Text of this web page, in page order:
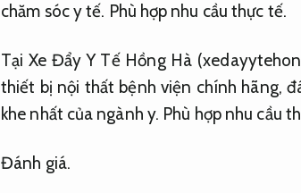
chăm sóc y tế. Phù hợp nhu cầu thực tế.
Tại Xe Đẩy Y Tế Hồng Hà
thiết bị nội thất bệnh viện chính hãng,
khe nhất của ngành y. Phù hợp nhu cầu
Đánh giá.